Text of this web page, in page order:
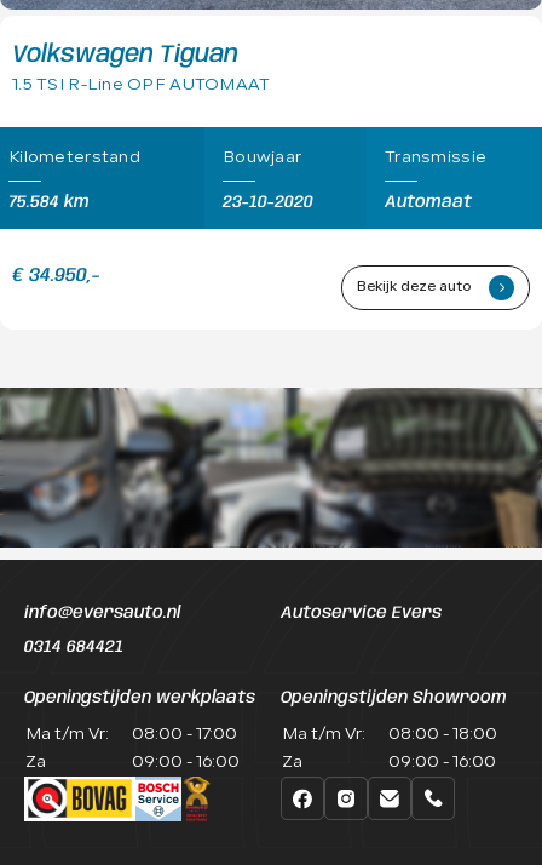
Volkswagen Tiguan
1.5 TSI R-Line OPF AUTOMAAT
Kilometerstand
75.584 km
Bouwjaar
23-10-2020
Transmissie
Automaat
€ 34.950,-
Bekijk deze auto .
info@eversauto.nl
0314 684421
Autoservice Evers
Openingstijden werkplaats
Ma t/m Vr:
08:00 - 17:00
Za
09:00 - 16:00
Openingstijden Showroom
Ma t/m Vr:
08:00 - 18:00
Za
09:00 - 16:00